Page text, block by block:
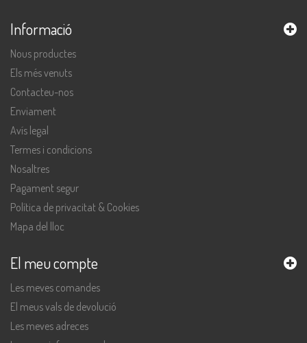
Informació
Nous productes
Els més venuts
Contacteu-nos
Enviament
Avís legal
Termes i condicions
Nosaltres
Pagament segur
Política de privacitat & Cookies
Mapa del lloc
El meu compte
Les meves comandes
El meus vals de devolució
Les meves adreces